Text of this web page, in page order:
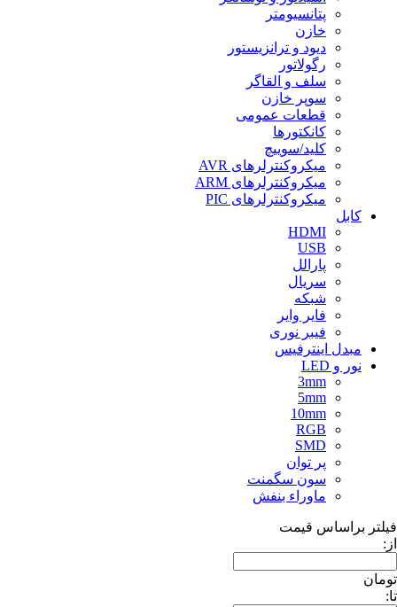
پتانسیومتر
خازن
دیود و ترانزیستور
رگولاتور
سلف و القاگر
سوپر خازن
قطعات عمومی
کانکتورها
كليد/سوییچ
ميكروكنترلرهای AVR
ميكروكنترلرهای ARM
ميكروكنترلرهای PIC
كابل
HDMI
USB
پارالل
سریال
شبكه
فایر وایر
فیبر نوری
مبدل اينترفيس
نور و LED
3mm
5mm
10mm
RGB
SMD
پر توان
سون سگمنت
ماوراء بنفش
فیلتر براساس قیمت
از:
تومان
تا: